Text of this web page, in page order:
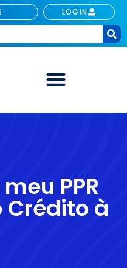
LOGIN
PPR
Crédito à